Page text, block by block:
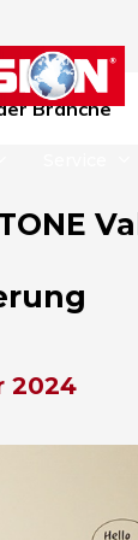
der Branche
2024